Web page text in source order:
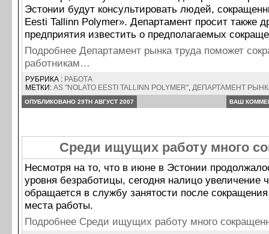
Эстонии будут консультировать людей,
Eesti Tallinn Polymer». Департамент просит также
предприятия известить о предполагаемых
Подробнее Департамент рынка труда поможет
работникам…
РУБРИКА : РАБОТА
МЕТКИ: AS "NOLATO EESTI TALLINN POLYMER", ДЕПАРТАМЕНТ
ОПУБЛИКОВАНО 29TH АВГУСТ 2007 ВАШ
Среди ищущих работу много
Несмотря на то, что в июне в Эстонии
уровня безработицы, сегодня налицо увеличение
обращается в службу занятости после
места работы.
Подробнее Среди ищущих работу много